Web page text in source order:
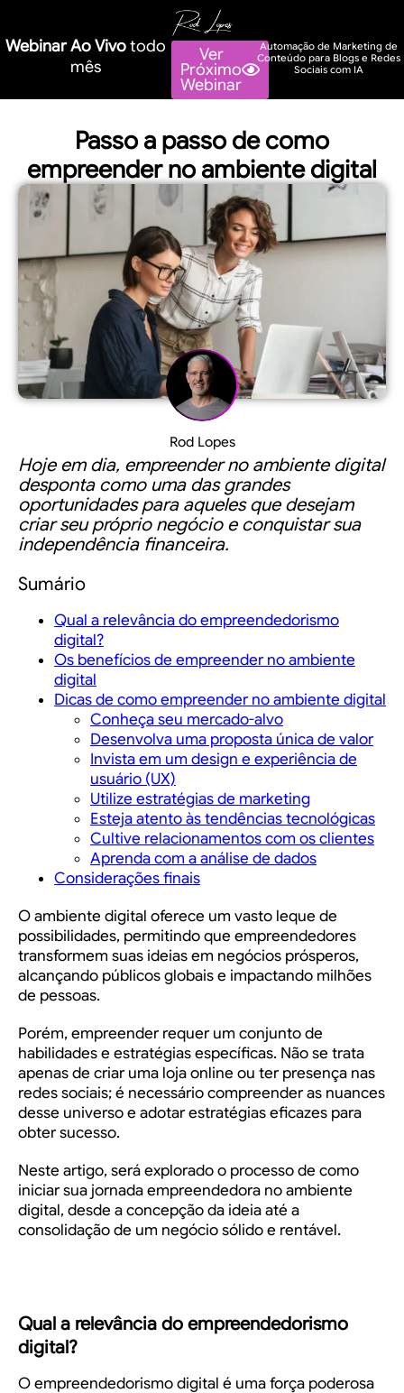
Webinar Ao Vivotodo
mês
Ver
Próximo
Webinar
Automação de Marketing de
Conteúdo para Blogs e Redes
Sociais com IA
Passo a passo de como
empreender no ambiente digital
Rod Lopes
Hoje em dia, empreender no ambiente digital
desponta como uma das grandes
oportunidades para aqueles que desejam
criar seu próprio negócio e conquistar sua
independência financeira.
Sumário
Qual a relevância do empreendedorismo
digital?
Os benefícios de empreender no ambiente
digital
Dicas de como empreender no ambiente digital
Conheça seu mercado-alvo
Desenvolva uma proposta única de valor
Invista em um design e experiência de
usuário (UX)
Utilize estratégias de marketing
Esteja atento às tendências tecnológicas
Cultive relacionamentos com os clientes
Aprenda com a análise de dados
Considerações finais
O ambiente digital oferece um vasto leque de
possibilidades, permitindo que empreendedores
transformem suas ideias em negócios prósperos,
alcançando públicos globais e impactando milhões
de pessoas.
Porém, empreender requer um conjunto de
habilidades e estratégias específicas. Não se trata
apenas de criar uma loja online ou ter presença nas
redes sociais; é necessário compreender as nuances
desse universo e adotar estratégias eficazes para
obter sucesso.
Neste artigo, será explorado o processo de como
iniciar sua jornada empreendedora no ambiente
digital, desde a concepção da ideia até a
consolidação de um negócio sólido e rentável.
Qual a relevância do empreendedorismo
digital?
O empreendedorismo digital é uma força poderosa